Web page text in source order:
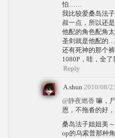
怕……
我比较爱桑岛法
叔一点，所以还是
他配的角色配角
圣剑就是他配的
还有死神的那个
1080P，哇，全
Reply
A.shun 2010/08/
@静夜燃香 嘛，
恩，不拖沓的好
桑岛法子姐姐美
op的乌索普那种